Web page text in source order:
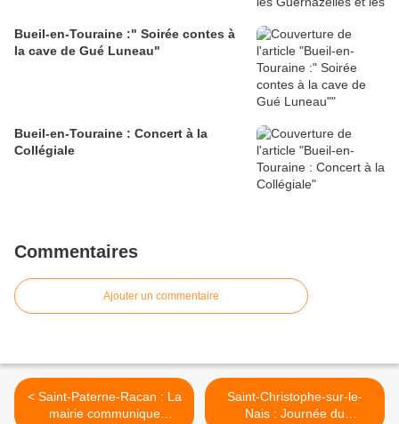
Bueil-en-Touraine :" Soirée contes à
la cave de Gué Luneau"
Bueil-en-Touraine : Concert à la
Collégiale
Commentaires
Ajouter un commentaire
< Saint-Paterne-Racan : La
mairie communique
Saint-Christophe-sur-le-
Nais : Journée du